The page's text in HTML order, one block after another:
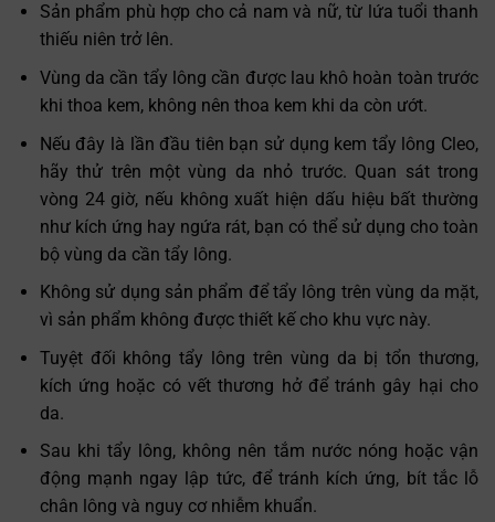
Sản phẩm phù hợp cho cả nam và nữ, từ lứa tuổi thanh
thiếu niên trở lên.
Vùng da cần tẩy lông cần được lau khô hoàn toàn trước
khi thoa kem, không nên thoa kem khi da còn ướt.
Nếu đây là lần đầu tiên bạn sử dụng kem tẩy lông Cleo,
hãy thử trên một vùng da nhỏ trước. Quan sát trong
vòng 24 giờ, nếu không xuất hiện dấu hiệu bất thường
như kích ứng hay ngứa rát, bạn có thể sử dụng cho toàn
bộ vùng da cần tẩy lông.
Không sử dụng sản phẩm để tẩy lông trên vùng da mặt,
vì sản phẩm không được thiết kế cho khu vực này.
Tuyệt đối không tẩy lông trên vùng da bị tổn thương,
kích ứng hoặc có vết thương hở để tránh gây hại cho
da.
Sau khi tẩy lông, không nên tắm nước nóng hoặc vận
động mạnh ngay lập tức, để tránh kích ứng, bít tắc lỗ
chân lông và nguy cơ nhiễm khuẩn.